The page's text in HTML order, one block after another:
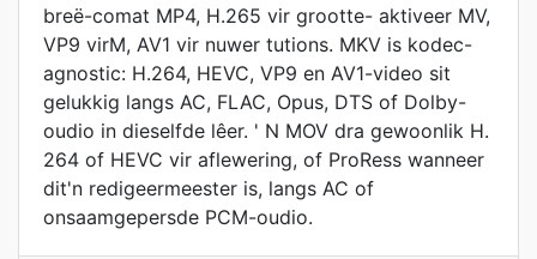
breë-comat MP4, H.265 vir grootte- aktiveer MV,
VP9 virM, AV1 vir nuwer tutions. MKV is kodec-
agnostic: H.264, HEVC, VP9 en AV1-video sit
gelukkig langs AC, FLAC, Opus, DTS of Dolby-
oudio in dieselfde lêer. ' N MOV dra gewoonlik H.
264 of HEVC vir aflewering, of ProRess wanneer
dit'n redigeermeester is, langs AC of
onsaamgepersde PCM-oudio.